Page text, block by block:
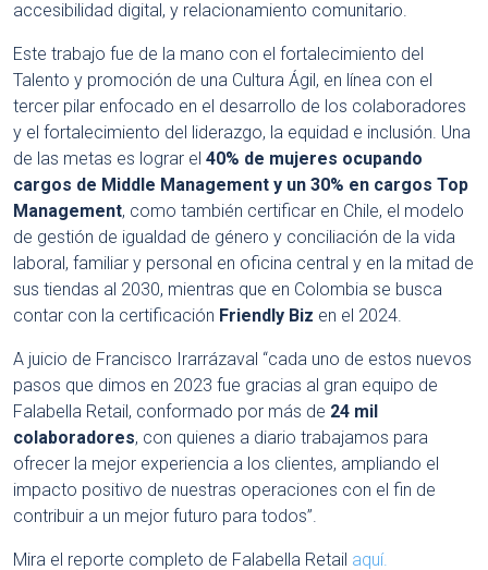
accesibilidad digital, y relacionamiento comunitario.
Este trabajo fue de la mano con el fortalecimiento del
Talento y promoción de una Cultura Ágil, en línea con el
tercer pilar enfocado en el desarrollo de los colaboradores
y el fortalecimiento del liderazgo, la equidad e inclusión. Una
de las metas es lograr el 40% de mujeres ocupando
cargos de Middle Management y un 30% en cargos Top
Management, como también certificar en Chile, el modelo
de gestión de igualdad de género y conciliación de la vida
laboral, familiar y personal en oficina central y en la mitad de
sus tiendas al 2030, mientras que en Colombia se busca
contar con la certificación Friendly Biz en el 2024.
A juicio de Francisco Irarrázaval “cada uno de estos nuevos
pasos que dimos en 2023 fue gracias al gran equipo de
Falabella Retail, conformado por más de 24 mil
colaboradores, con quienes a diario trabajamos para
ofrecer la mejor experiencia a los clientes, ampliando el
impacto positivo de nuestras operaciones con el fin de
contribuir a un mejor futuro para todos”.
Mira el reporte completo de Falabella Retail aquí.